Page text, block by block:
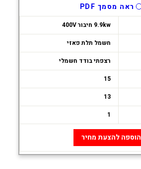
ראה מסמך PDF
9.9kw חיבור 400V
חשמל תלת פאזי
רצפתי בודד חשמלי
15
13
1
הוספה להצעת מחיר